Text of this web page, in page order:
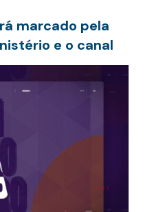
marcado pela
e o canal